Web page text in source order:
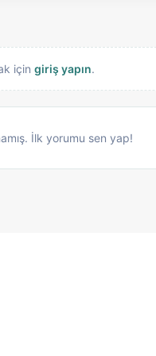
için giriş yapın.
İlk yorumu sen yap!